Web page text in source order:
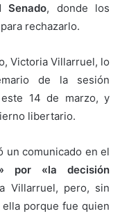
, donde los
para rechazarlo.
Victoria Villarruel, lo
de la sesión
14 de marzo, y
libertario.
un comunicado en el
por «la decisión
Villarruel, pero, sin
porque fue quien